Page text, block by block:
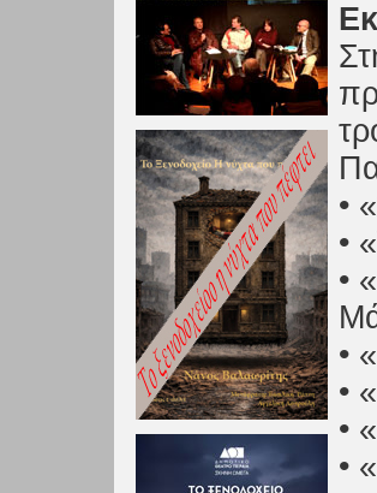
•
•
•
•
•
•
•